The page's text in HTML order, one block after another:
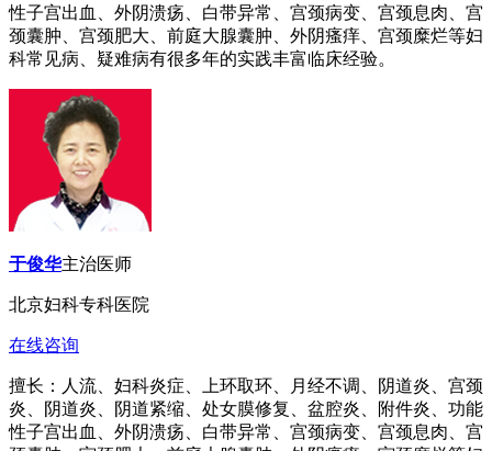
性子宫出血、外阴溃疡、白带异常、宫颈病变、宫颈息肉、宫
颈囊肿、宫颈肥大、前庭大腺囊肿、外阴瘙痒、宫颈糜烂等妇
科常见病、疑难病有很多年的实践丰富临床经验。
于俊华主治医师
北京妇科专科医院
在线咨询
擅长：人流、妇科炎症、上环取环、月经不调、阴道炎、宫颈
炎、阴道炎、阴道紧缩、处女膜修复、盆腔炎、附件炎、功能
性子宫出血、外阴溃疡、白带异常、宫颈病变、宫颈息肉、宫